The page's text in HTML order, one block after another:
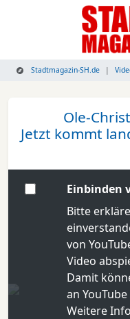
Stadtmagazin-SH.de
Ole-
Jetzt kommt
Einbinden
Bitte
von
Video
Damit
an
Weitere